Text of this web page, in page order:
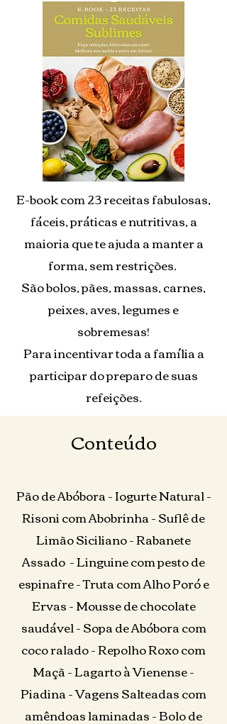
E-book com 23 receitas fabulosas,
fáceis, práticas e nutritivas, a
maioria que te ajuda a manter a
forma, sem restrições.
São bolos, pães, massas, carnes,
peixes, aves, legumes e
sobremesas!
Para incentivar toda a família a
participar do preparo de suas
refeições.
Conteúdo
Pão de Abóbora - Iogurte Natural -
Risoni com Abobrinha - Suflê de
Limão Siciliano - Rabanete
Assado - Linguine com pesto de
espinafre - Truta com Alho Poró e
Ervas - Mousse de chocolate
saudável - Sopa de Abóbora com
coco ralado - Repolho Roxo com
Maçã - Lagarto à Vienense -
Piadina - Vagens Salteadas com
amêndoas laminadas - Bolo de